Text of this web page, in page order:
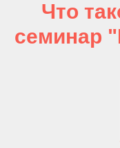
Что
семинар